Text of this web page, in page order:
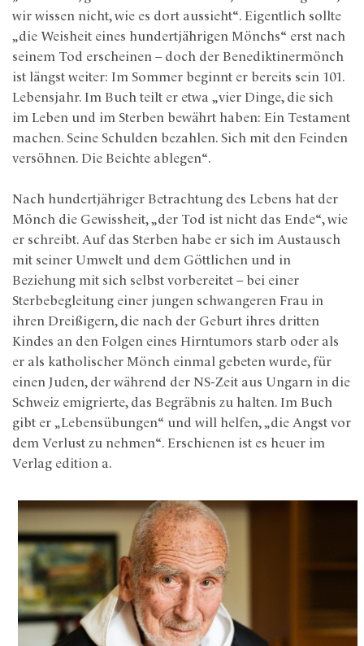
wir wissen nicht, wie es dort aussieht“. Eigentlich sollte
„die Weisheit eines hundertjährigen Mönchs“ erst nach
seinem Tod erscheinen – doch der Benediktinermönch
ist längst weiter: Im Sommer beginnt er bereits sein 101.
Lebensjahr. Im Buch teilt er etwa „vier Dinge, die sich
im Leben und im Sterben bewährt haben: Ein Testament
machen. Seine Schulden bezahlen. Sich mit den Feinden
versöhnen. Die Beichte ablegen“.
Nach hundertjähriger Betrachtung des Lebens hat der
Mönch die Gewissheit, „der Tod ist nicht das Ende“, wie
er schreibt. Auf das Sterben habe er sich im Austausch
mit seiner Umwelt und dem Göttlichen und in
Beziehung mit sich selbst vorbereitet – bei einer
Sterbebegleitung einer jungen schwangeren Frau in
ihren Dreißigern, die nach der Geburt ihres dritten
Kindes an den Folgen eines Hirntumors starb oder als
er als katholischer Mönch einmal gebeten wurde, für
einen Juden, der während der NS-Zeit aus Ungarn in die
Schweiz emigrierte, das Begräbnis zu halten. Im Buch
gibt er „Lebensübungen“ und will helfen, „die Angst vor
dem Verlust zu nehmen“. Erschienen ist es heuer im
Verlag edition a.